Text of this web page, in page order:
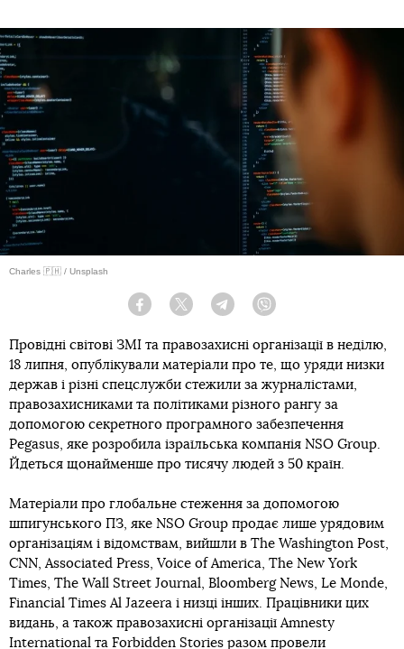
Charles 🇵🇭 / Unsplash
Facebook Twitter Telegram
Провідні світові ЗМІ та правозахисні організації в неділю,
18 липня, опублікували матеріали про те, що уряди низки
держав і різні спецслужби стежили за журналістами,
правозахисниками та політиками різного рангу за
допомогою секретного програмного забезпечення
Pegasus, яке розробила ізраїльська компанія NSO Group.
Йдеться щонайменше про тисячу людей з 50 країн.
Матеріали про глобальне стеження за допомогою
шпигунського ПЗ, яке NSO Group продає лише урядовим
організаціям і відомствам, вийшли в The Washington Post,
CNN, Associated Press, Voice of America, The New York
Times, The Wall Street Journal, Bloomberg News, Le Monde,
Financial Times Al Jazeera і низці інших. Працівники цих
видань, а також правозахисні організації Amnesty
International та Forbidden Stories разом провели